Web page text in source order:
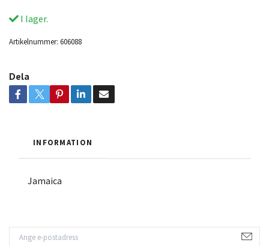
I lager.
Artikelnummer: 606088
Dela
INFORMATION
Jamaica